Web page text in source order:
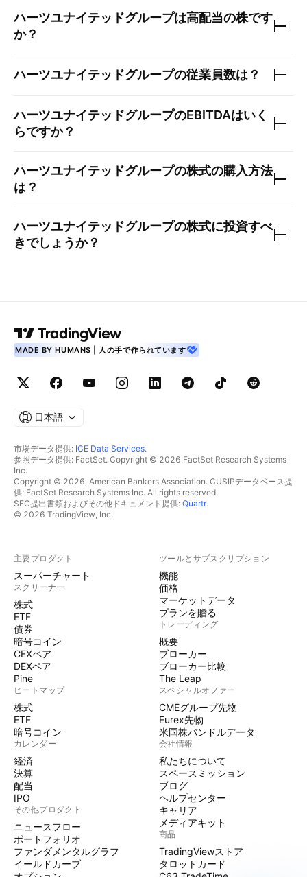
ハーツユナイテッドグループは高配当の株です
か？
ハーツユナイテッドグループの従業員数は？
ハーツユナイテッドグループのEBITDAはいく
らですか？
ハーツユナイテッドグループの株式の購入方法
は？
ハーツユナイテッドグループの株式に投資すべ
きでしょうか？
MADE BY HUMANS | 人の手で作られています
日本語
市場データ提供: ICE Data Services.
参照データ提供: FactSet. Copyright © 2026 FactSet Research Systems
Inc.
Copyright © 2026, American Bankers Association. CUSIPデータベース提
供: FactSet Research Systems Inc. All rights reserved.
SEC提出書類およびその他ドキュメント提供: Quartr.
© 2026 TradingView, Inc.
主要プロダクト
スーパーチャート
スクリーナー
株式
ETF
債券
暗号コイン
CEXペア
DEXペア
Pine
ヒートマップ
株式
ETF
暗号コイン
カレンダー
経済
決算
配当
IPO
その他プロダクト
ニュースフロー
ポートフォリオ
ファンダメンタルグラフ
イールドカーブ
ツールとサブスクリプション
機能
価格
マーケットデータ
プランを贈る
トレーディング
概要
ブローカー
ブローカー比較
The Leap
スペシャルオファー
CMEグループ先物
Eurex先物
米国株バンドルデータ
会社情報
私たちについて
スペースミッション
ブログ
ヘルプセンター
キャリア
メディアキット
商品
TradingViewストア
タロットカード